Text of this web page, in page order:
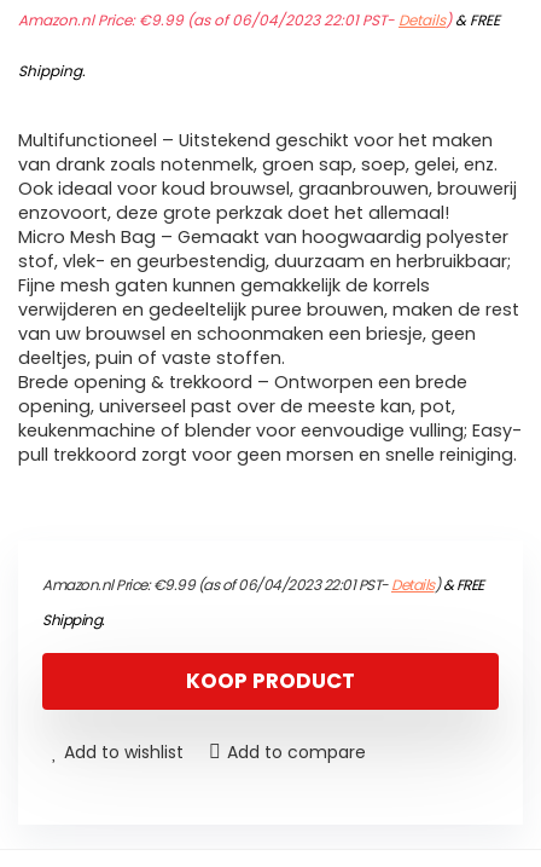
Amazon.nl Price:€9.99(as of 06/04/2023 22:01 PST- Details)&FREE
Shipping.
Multifunctioneel – Uitstekend geschikt voor het maken
van drank zoals notenmelk, groen sap, soep, gelei, enz.
Ook ideaal voor koud brouwsel, graanbrouwen, brouwerij
enzovoort, deze grote perkzak doet het allemaal!
Micro Mesh Bag – Gemaakt van hoogwaardig polyester
stof, vlek- en geurbestendig, duurzaam en herbruikbaar;
Fijne mesh gaten kunnen gemakkelijk de korrels
verwijderen en gedeeltelijk puree brouwen, maken de rest
van uw brouwsel en schoonmaken een briesje, geen
deeltjes, puin of vaste stoffen.
Brede opening & trekkoord – Ontworpen een brede
opening, universeel past over de meeste kan, pot,
keukenmachine of blender voor eenvoudige vulling; Easy-
pull trekkoord zorgt voor geen morsen en snelle reiniging.
Amazon.nl Price:€9.99(as of 06/04/2023 22:01 PST-Details)&FREE
Shipping.
KOOP PRODUCT
Add to wishlist Add to compare